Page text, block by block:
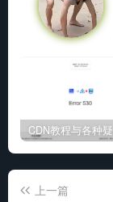
上一篇